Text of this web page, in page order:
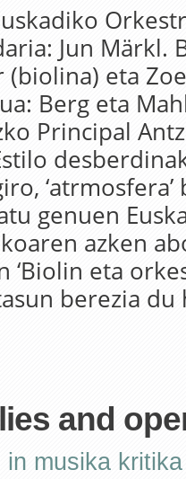
Jun Märkl.
(biolina) eta
Berg eta
Principal
genuen
azken
‘Biolin eta
berezia du
and
in musika kritika